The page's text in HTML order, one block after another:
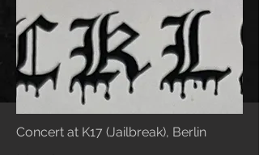
Concert at K17 (Jailbreak), Berlin